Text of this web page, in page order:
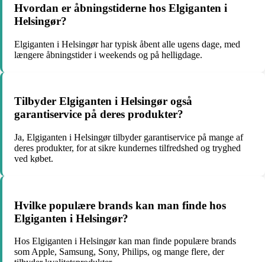
Hvordan er åbningstiderne hos Elgiganten i
Helsingør?
Elgiganten i Helsingør har typisk åbent alle ugens dage, med
længere åbningstider i weekends og på helligdage.
Tilbyder Elgiganten i Helsingør også
garantiservice på deres produkter?
Ja, Elgiganten i Helsingør tilbyder garantiservice på mange af
deres produkter, for at sikre kundernes tilfredshed og tryghed
ved købet.
Hvilke populære brands kan man finde hos
Elgiganten i Helsingør?
Hos Elgiganten i Helsingør kan man finde populære brands
som Apple, Samsung, Sony, Philips, og mange flere, der